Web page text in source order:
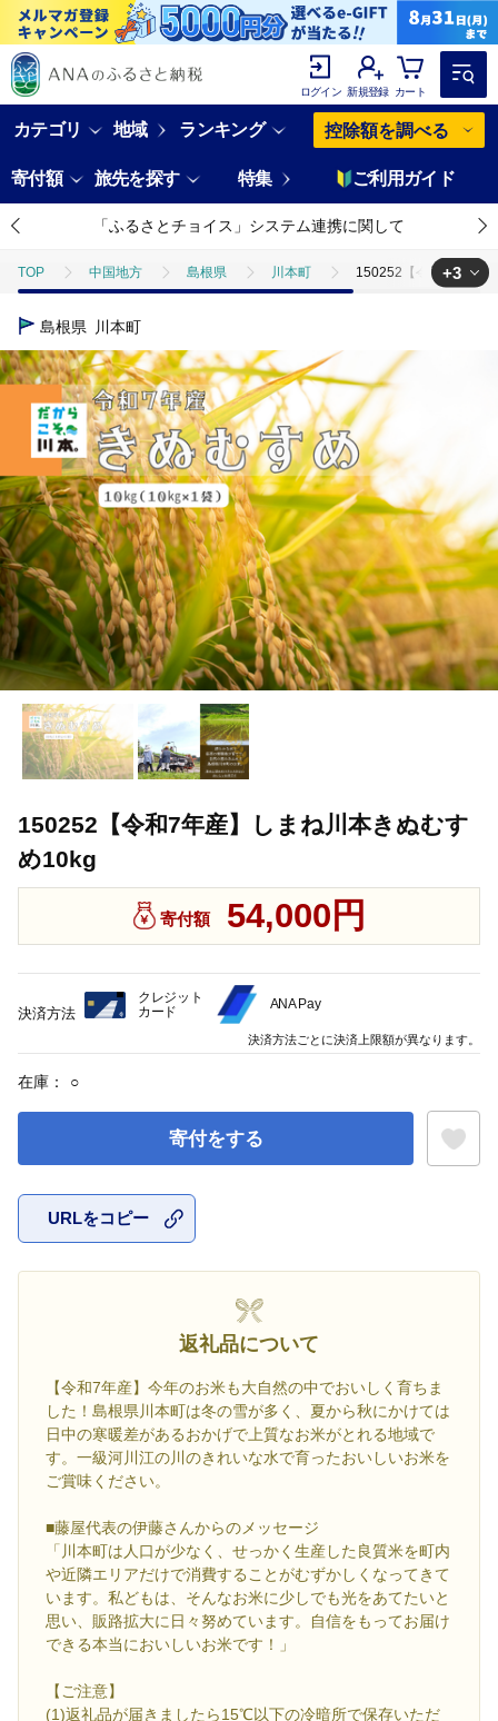
ログイン 新規登録 カート
カテゴリ 地域 ランキング 控除額を調べる
寄付額 旅先を探す 特集 ご利用ガイド
「ふるさとチョイス」システム連携に関して
TOP 中国地方 島根県 川本町 150252【令和7年産】
TOP
TOP 米・穀物 米 150252【令和7年産】しまね川本きぬむ
TOP 米・穀物 米 精米 150252【令和7年産】しまね
+3
島根県 川本町
150252【令和7年産】しまね川本きぬむす
め10kg
寄付額 54,000円
在庫： ○
寄付をする
URLをコピー
返礼品について
【令和7年産】今年のお米も大自然の中でおいしく育ちま
した！島根県川本町は冬の雪が多く、夏から秋にかけては
日中の寒暖差があるおかげで上質なお米がとれる地域で
す。一級河川江の川のきれいな水で育ったおいしいお米を
ご賞味ください。
■藤屋代表の伊藤さんからのメッセージ
「川本町は人口が少なく、せっかく生産した良質米を町内
や近隣エリアだけで消費することがむずかしくなってきて
います。私どもは、そんなお米に少しでも光をあてたいと
思い、販路拡大に日々努めています。自信をもってお届け
できる本当においしいお米です！」
【ご注意】
(1)返礼品が届きましたら15℃以下の冷暗所で保存いただ
決済方法
クレジット
カード
ANA Pay
決済方法ごとに決済上限額が異なります。